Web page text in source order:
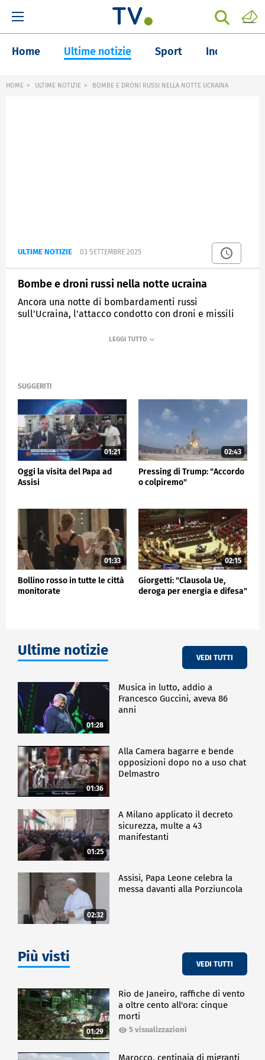
Home Ultime notizie Sport Inchieste
HOME ULTIME NOTIZIE BOMBE E DRONI RUSSI NELLA NOTTE UCRAINA
ULTIME NOTIZIE 03 SETTEMBRE 2025
Bombe e droni russi nella notte ucraina
Ancora una notte di bombardamenti russi
sull'Ucraina, l'attacco condotto con droni e missili
SUGGERITI
01:21
Oggi la visita del Papa ad
Assisi
02:43
Pressing di Trump: "Accordo
o colpiremo"
01:33
Bollino rosso in tutte le città
monitorate
02:15
Giorgetti: "Clausola Ue,
deroga per energia e difesa"
Ultime notizie VEDI TUTTI
01:28
Musica in lutto, addio a
Francesco Guccini, aveva 86
anni
01:36
Alla Camera bagarre e bende
opposizioni dopo no a uso chat
Delmastro
01:25
A Milano applicato il decreto
sicurezza, multe a 43
manifestanti
02:32
Assisi, Papa Leone celebra la
messa davanti alla Porziuncola
Più visti VEDI TUTTI
01:29
Rio de Janeiro, raffiche di vento
a oltre cento all'ora: cinque
morti
5 visualizzazioni
Marocco, centinaia di migranti